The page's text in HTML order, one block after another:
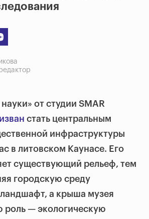
от студии SMAR
стать центральным
инфраструктуры
в литовском Каунасе. Его
существующий рельеф, тем
городскую среду
а крыша музея
роль — экологическую